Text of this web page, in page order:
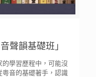
聲韻基礎班」
學習歷程中，可能沒
音的基礎著手，認識